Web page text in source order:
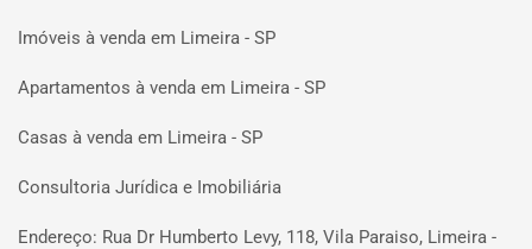
Imóveis à venda em Limeira - SP
Apartamentos à venda em Limeira - SP
Casas à venda em Limeira - SP
Consultoria Jurídica e Imobiliária
Endereço: Rua Dr Humberto Levy, 118, Vila Paraiso, Limeira -